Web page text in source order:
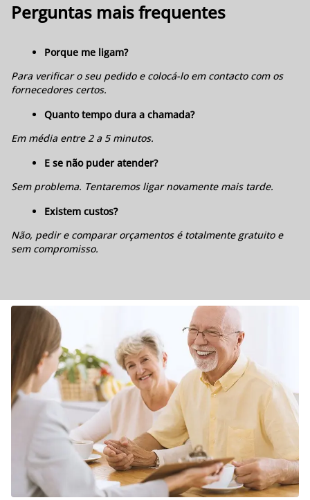
Perguntas mais frequentes
Porque me ligam?
Para verificar o seu pedido e colocá-lo em contacto com os
fornecedores certos.
Quanto tempo dura a chamada?
Em média entre 2 a 5 minutos.
E se não puder atender?
Sem problema. Tentaremos ligar novamente mais tarde.
Existem custos?
Não, pedir e comparar orçamentos é totalmente gratuito e
sem compromisso.